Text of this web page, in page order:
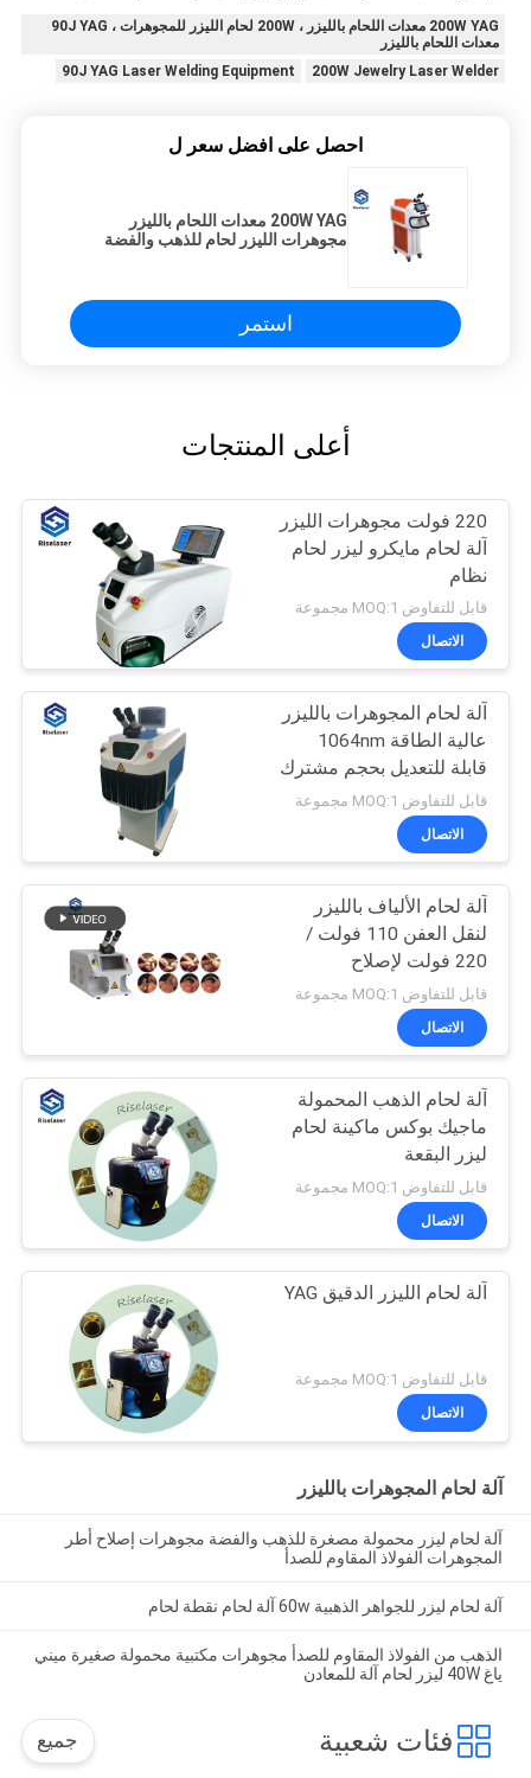
200W YAG معدات اللحام بالليزر ، 200W لحام الليزر للمجوهرات ، 90J YAG
معدات اللحام بالليزر
200W Jewelry Laser Welder
90J YAG Laser Welding Equipment
احصل على افضل سعر ل
200W YAG معدات اللحام بالليزر
مجوهرات الليزر لحام للذهب والفضة
استمر
أعلى المنتجات
220 فولت مجوهرات الليزر
آلة لحام مايكرو ليزر لحام
نظام
قابل للتفاوض MOQ:1 مجموعة
الاتصال
آلة لحام المجوهرات بالليزر
عالية الطاقة 1064nm
قابلة للتعديل بحجم مشترك
اللحام
قابل للتفاوض MOQ:1 مجموعة
الاتصال
آلة لحام الألياف بالليزر
لنقل العفن 110 فولت /
220 فولت لإصلاح
المجوهرات
قابل للتفاوض MOQ:1 مجموعة
الاتصال
آلة لحام الذهب المحمولة
ماجيك بوكس ​​ماكينة لحام
ليزر البقعة
قابل للتفاوض MOQ:1 مجموعة
الاتصال
آلة لحام الليزر الدقيق YAG
قابل للتفاوض MOQ:1 مجموعة
الاتصال
آلة لحام المجوهرات بالليزر
آلة لحام ليزر محمولة مصغرة للذهب والفضة مجوهرات إصلاح أطر
المجوهرات الفولاذ المقاوم للصدأ
آلة لحام ليزر للجواهر الذهبية 60w آلة لحام نقطة لحام
الذهب من الفولاذ المقاوم للصدأ مجوهرات مكتبية محمولة صغيرة ميني
ياغ 40W ليزر لحام آلة للمعادن
فئات شعبية جميع